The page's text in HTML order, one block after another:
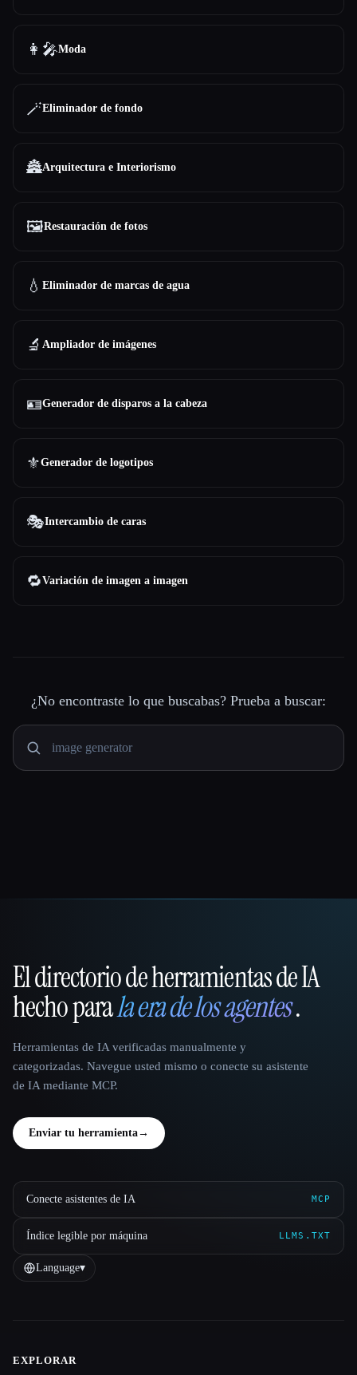
👩‍🎤Moda
🪄Eliminador de fondo
🏯Arquitectura e Interiorismo
🖼️Restauración de fotos
💧 Eliminador de marcas de agua
🔬 Ampliador de imágenes
🪪Generador de disparos a la cabeza
⚜️Generador de logotipos
🎭Intercambio de caras
🔁Variación de imagen a imagen
¿No encontraste lo que buscabas? Prueba a buscar:
That AI Collection
El directorio de herramientas de IA
hecho parala era de los agentes.
Herramientas de IA verificadas manualmente y
categorizadas. Navegue usted mismo o conecte su asistente
de IA mediante MCP.
Enviar tu herramienta→
Conecte asistentes de IA MCP
Índice legible por máquina LLMS.TXT
Language▾
EXPLORAR